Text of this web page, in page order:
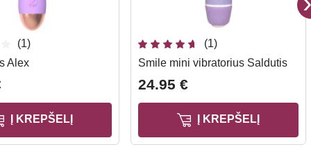
(1)
Alex
Į KREPŠELĮ
(1)
Smile mini vibratorius Saldutis
24.95 €
Į KREPŠELĮ